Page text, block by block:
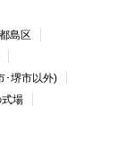
島区
･堺市以外)
式場